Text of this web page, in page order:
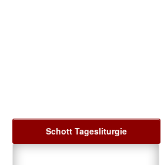
Schott Tagesliturgie